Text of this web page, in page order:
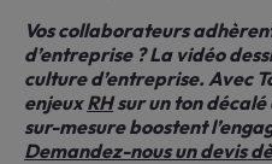
Vos collaborateurs
d’entreprise ? La vidéo
culture d’entreprise. Avec
enjeuxRHsur un ton
sur-mesure boostent
Demandez-nous un devis